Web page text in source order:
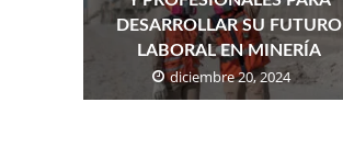
DESARROLLAR SU FUTURO
LABORAL EN MINERÍA
diciembre 20, 2024